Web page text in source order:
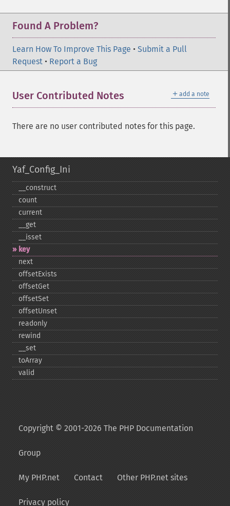
Found A Problem?
Learn How To Improve This Page • Submit a Pull
Request • Report a Bug
＋ add a note
User Contributed Notes
There are no user contributed notes for this page.
Yaf_Config_Ini
_​_​construct
count
current
_​_​get
_​_​isset
key
next
offsetExists
offsetGet
offsetSet
offsetUnset
readonly
rewind
_​_​set
toArray
valid
Copyright © 2001-2026 The PHP Documentation
Group
My PHP.net Contact Other PHP.net sites
Privacy policy